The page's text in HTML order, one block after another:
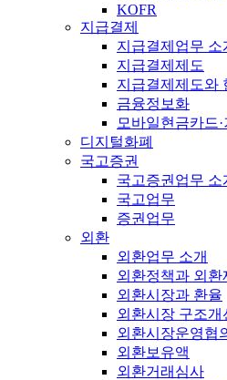
KOFR
지급결제
지급결제업무 소
지급결제제도
지급결제제도와
금융정보화
모바일현금카드
디지털화폐
국고증권
국고증권업무 소
국고업무
증권업무
외환
외환업무 소개
외환정책과 외환
외환시장과 환율
외환시장 구조개
외환시장운영협
외환보유액
외환거래심사